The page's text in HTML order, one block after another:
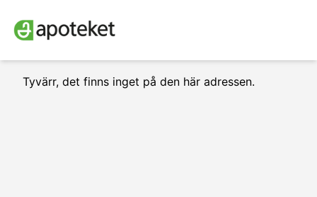
Tyvärr, det finns inget på den här adressen.